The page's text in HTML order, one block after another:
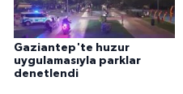
Gaziantep'te huzur
uygulamasıyla parklar
denetlendi